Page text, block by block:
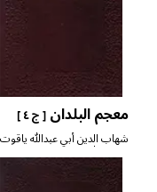
معجم البلدان[ ج ٤ ]
شهاب الدين أبي عبدالله ياقوت
بن عبدالله الحموي الرومي
البغدادي